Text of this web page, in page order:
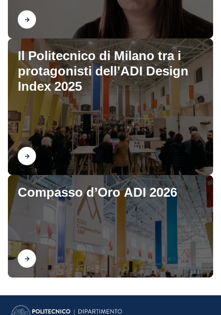
Scopri
Il Politecnico di Milano tra i
protagonisti dell’ADI Design
Index 2025
Scopri
Compasso d’Oro ADI 2026
Scopri